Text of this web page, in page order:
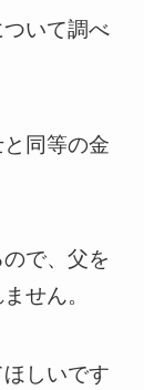
いて調べ
同等の金
で、父を
せん。
しいです